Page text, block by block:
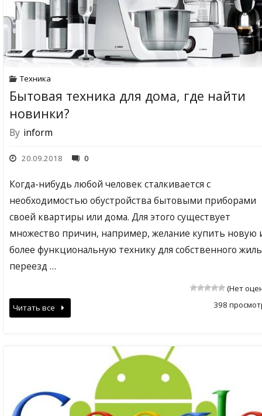
Техника
Бытовая техника для дома, где найти
новинки?
By inform
20.09.2018 0
Когда-нибудь любой человек сталкивается с
необходимостью обустройства бытовыми приборами
своей квартиры или дома. Для этого существует
множество причин, например, желание купить новую
более функциональную технику для собственного
переезд …
(Нет
398
Читать все